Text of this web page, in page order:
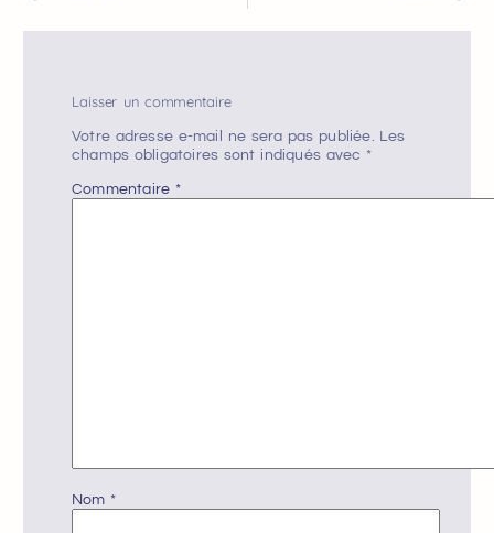
Laisser un commentaire
Votre adresse e-mail ne sera pas publiée. Les
champs obligatoires sont indiqués avec *
Commentaire *
Nom*